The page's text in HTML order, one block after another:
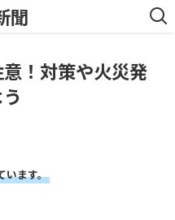
聞
！対策や火災発
います。